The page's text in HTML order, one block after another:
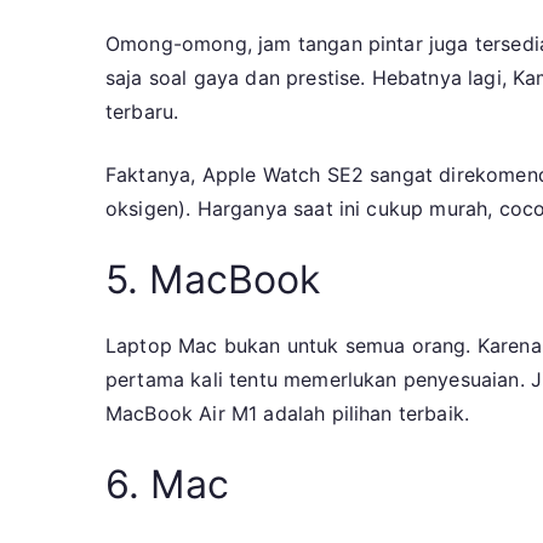
Omong-omong, jam tangan pintar juga
saja soal gaya dan prestise. Hebatnya lagi,
terbaru.
Faktanya, Apple Watch SE2 sangat
oksigen). Harganya saat ini cukup murah,
5. MacBook
Laptop Mac bukan untuk semua orang.
pertama kali tentu memerlukan penyesuaian.
MacBook Air M1 adalah pilihan terbaik.
6. Mac